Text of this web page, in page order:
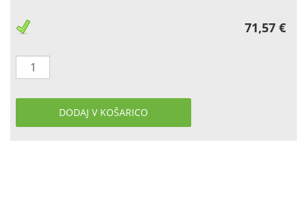
71,57 €
DODAJ V KOŠARICO